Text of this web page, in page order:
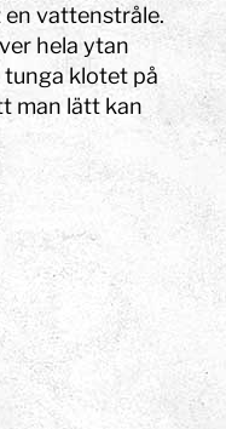
vattenstråle.
hela ytan
tunga klotet på
man lätt kan